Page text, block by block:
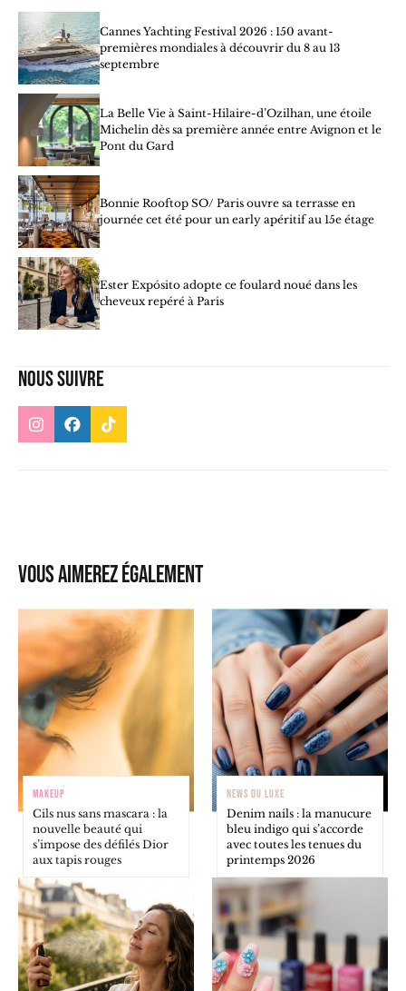
Cannes Yachting Festival 2026 : 150 avant-
premières mondiales à découvrir du 8 au 13
septembre
La Belle Vie à Saint-Hilaire-d’Ozilhan, une étoile
Michelin dès sa première année entre Avignon et le
Pont du Gard
Bonnie Rooftop SO/ Paris ouvre sa terrasse en
journée cet été pour un early apéritif au 15e étage
Ester Expósito adopte ce foulard noué dans les
cheveux repéré à Paris
Nous suivre
Vous aimerez également
MAKEUP
Cils nus sans mascara : la
nouvelle beauté qui
s’impose des défilés Dior
aux tapis rouges
NEWS DU LUXE
Denim nails : la manucure
bleu indigo qui s’accorde
avec toutes les tenues du
printemps 2026